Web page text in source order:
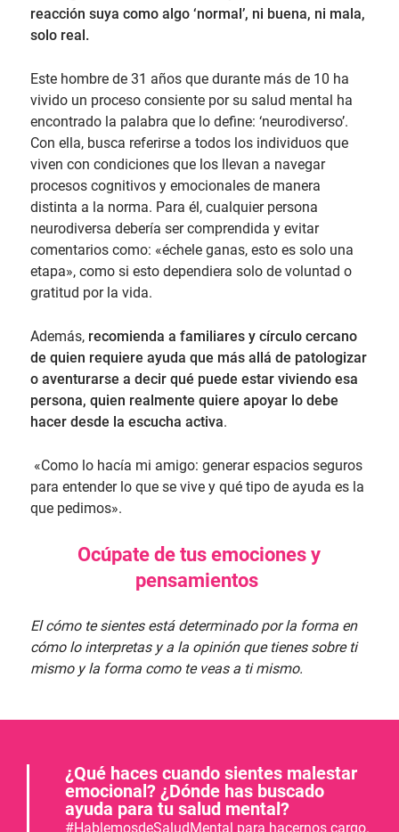
reacción suya como algo ‘normal’, ni buena, ni mala,
solo real.
Este hombre de 31 años que durante más de 10 ha
vivido un proceso consiente por su salud mental ha
encontrado la palabra que lo define: ‘neurodiverso’.
Con ella, busca referirse a todos los individuos que
viven con condiciones que los llevan a navegar
procesos cognitivos y emocionales de manera
distinta a la norma. Para él, cualquier persona
neurodiversa debería ser comprendida y evitar
comentarios como: «échele ganas, esto es solo una
etapa», como si esto dependiera solo de voluntad o
gratitud por la vida.
Además,recomienda a familiares y círculo cercano
de quien requiere ayuda que más allá de patologizar
o aventurarse a decir qué puede estar viviendo esa
persona, quien realmente quiere apoyar lo debe
hacer desde la escucha activa.
«Como lo hacía mi amigo: generar espacios seguros
para entender lo que se vive y qué tipo de ayuda es la
que pedimos».
Ocúpate de tus emociones y
pensamientos
El cómo te sientes está determinado por la forma en
cómo lo interpretas y a la opinión que tienes sobre ti
mismo y la forma como te veas a ti mismo.
¿Qué haces cuando sientes malestar
emocional? ¿Dónde has buscado
ayuda para tu salud mental?
#HablemosdeSaludMental para hacernos cargo.